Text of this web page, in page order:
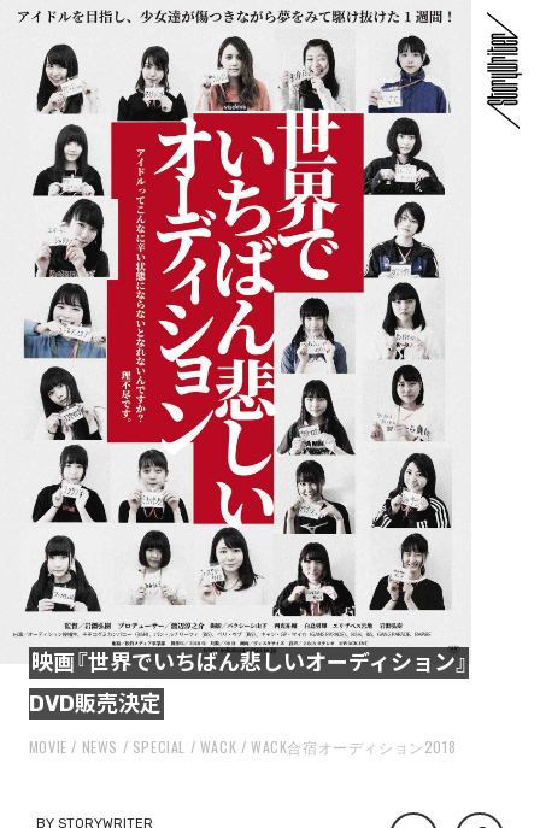
映画『世界でいちばん悲しいオーディション』
DVD販売決定
MOVIE NEWS SPECIAL WACK WACK合宿オーディション2018
BY STORYWRITER